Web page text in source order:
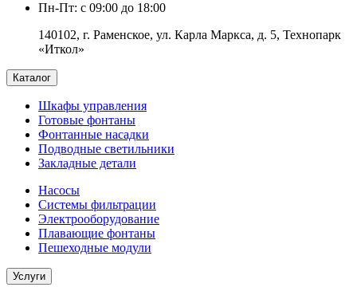
Пн-Пт: с 09:00 до 18:00
140102, г. Раменское, ул. Карла Маркса, д. 5, Технопарк
«Иткол»
Каталог
Шкафы управления
Готовые фонтаны
Фонтанные насадки
Подводные светильники
Закладные детали
Насосы
Системы фильтрации
Электрооборудование
Плавающие фонтаны
Пешеходные модули
Услуги